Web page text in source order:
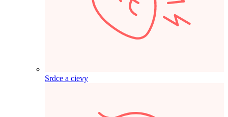
Srdce a cievy